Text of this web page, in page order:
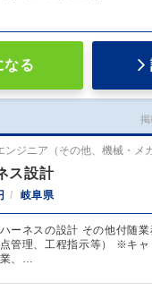
なる
掲
ンジニア（その他、機械・メ
ス設計
岐阜県
ーネスの設計 その他付随
管理、工程指示等） ※キャ
、…